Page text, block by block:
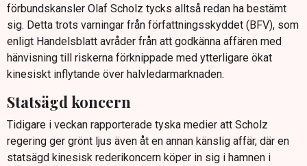
förbundskansler Olaf Scholz tycks alltså redan ha bestämt
sig. Detta trots varningar från författningsskyddet (BFV), som
enligt Handelsblatt avråder från att godkänna affären med
hänvisning till riskerna förknippade med ytterligare ökat
kinesiskt inflytande över halvledarmarknaden.
Statsägd koncern
Tidigare i veckan rapporterade tyska medier att Scholz
regering ger grönt ljus även åt en annan känslig affär, där en
statsägd kinesisk rederikoncern köper in sig i hamnen i